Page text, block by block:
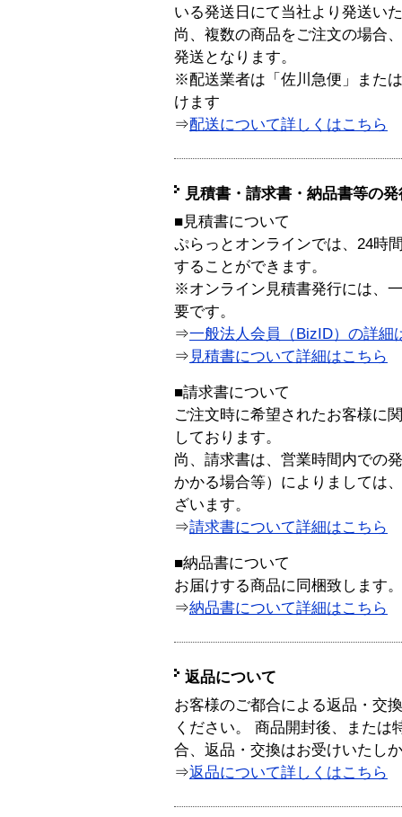
いる発送日にて当社より発送い
尚、複数の商品をご注文の場合
発送となります。
※配送業者は「佐川急便」また
けます
⇒配送について詳しくはこちら
見積書・請求書・納品書等の
■見積書について
ぷらっとオンラインでは、24時
することができます。
※オンライン見積書発行には、
要です。
⇒一般法人会員（BizID）の詳細
⇒ 見積書について詳細はこちら
■請求書について
ご注文時に希望されたお客様に
しております。
尚、請求書は、営業時間内での
かかる場合等）によりましては
ざいます。
⇒請求書について詳細はこちら
■納品書について
お届けする商品に同梱致します。
⇒納品書について詳細はこちら
返品について
お客様のご都合による返品・交
ください。 商品開封後、または
合、返品・交換はお受けいたし
⇒返品について詳しくはこちら